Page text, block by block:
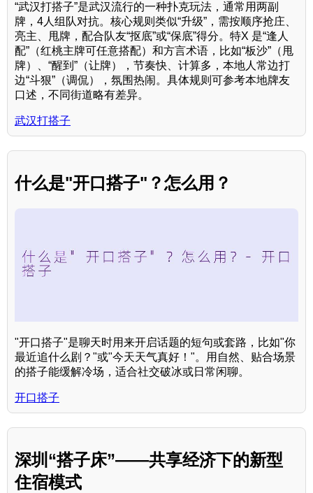
“武汉打搭子”是武汉流行的一种扑克玩法，通常用两副
牌，4人组队对抗。核心规则类似“升级”，需按顺序抢庄、
亮主、甩牌，配合队友“抠底”或“保底”得分。特X 是“逢人
配”（红桃主牌可任意搭配）和方言术语，比如“板沙”（甩
牌）、“醒到”（让牌），节奏快、计算多，本地人常边打
边“斗狠”（调侃），氛围热闹。具体规则可参考本地牌友
口述，不同街道略有差异。
武汉打搭子
什么是"开口搭子"？怎么用？
"开口搭子"是聊天时用来开启话题的短句或套路，比如"你
最近追什么剧？"或"今天天气真好！"。用自然、贴合场景
的搭子能缓解冷场，适合社交破冰或日常闲聊。
开口搭子
深圳“搭子床”——共享经济下的新型
住宿模式